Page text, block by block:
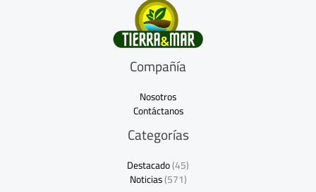
Compañía
Nosotros
Contáctanos
Categorías
Destacado(45)
Noticias(571)